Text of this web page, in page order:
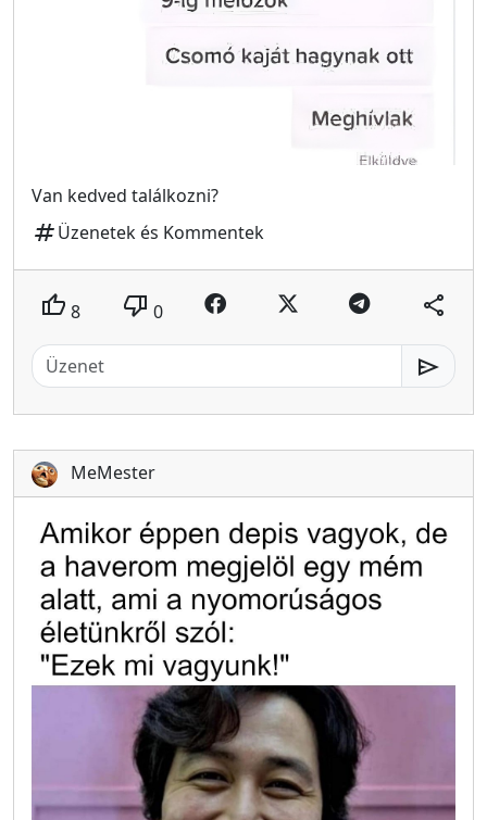
Van kedved találkozni?
tagÜzenetek és Kommentek
thumb_up 8 thumb_down 0 share
send
MeMester